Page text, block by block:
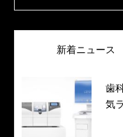
新着ニュース
歯
気